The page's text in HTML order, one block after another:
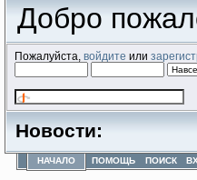
Добро
Пожалуйста,войдите или
Новости:
НАЧАЛО ПОМОЩЬ ПОИСК